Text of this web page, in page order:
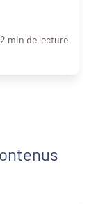
2 min de lecture